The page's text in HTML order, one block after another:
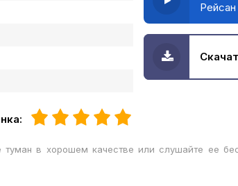
в хорошем качестве или слушайте ее